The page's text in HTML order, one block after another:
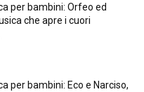
per bambini: Orfeo ed
che apre i cuori
per bambini: Eco e Narciso,